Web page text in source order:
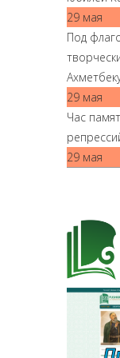
29 мая
Под
29 мая
Час
29 мая